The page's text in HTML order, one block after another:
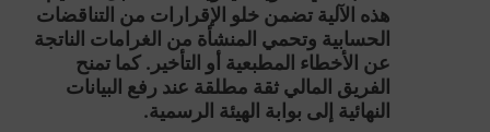
هذه الآلية تضمن خلو الإقرارات من التناقضات
الحسابية وتحمي المنشأة من الغرامات الناتجة
عن الأخطاء المطبعية أو التأخير. كما تمنح
الفريق المالي ثقة مطلقة عند رفع البيانات
النهائية إلى بوابة الهيئة الرسمية.